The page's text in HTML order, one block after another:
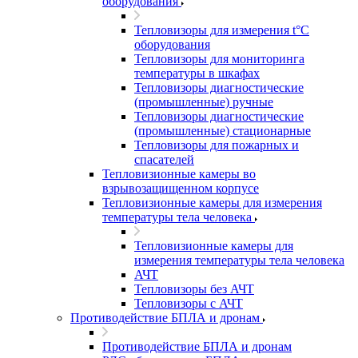
Тепловизоры для измерения t°С
оборудования
Тепловизоры для мониторинга
температуры в шкафах
Тепловизоры диагностические
(промышленные) ручные
Тепловизоры диагностические
(промышленные) стационарные
Тепловизоры для пожарных и
спасателей
Тепловизионные камеры во
взрывозащищенном корпусе
Тепловизионные камеры для измерения
температуры тела человека
Тепловизионные камеры для
измерения температуры тела человека
АЧТ
Тепловизоры без АЧТ
Тепловизоры с АЧТ
Противодействие БПЛА и дронам
Противодействие БПЛА и дронам